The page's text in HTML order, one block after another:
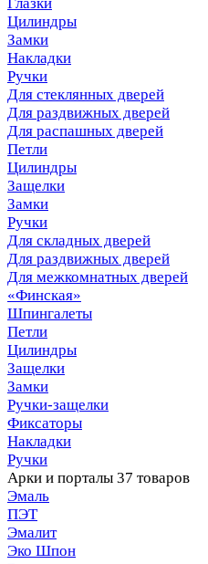
Цилиндры
Замки
Накладки
Ручки
Для стеклянных дверей
Для раздвижных дверей
Для распашных дверей
Петли
Цилиндры
Защелки
Замки
Ручки
Для складных дверей
Для раздвижных дверей
Для межкомнатных дверей
«Финская»
Шпингалеты
Петли
Цилиндры
Защелки
Замки
Ручки-защелки
Фиксаторы
Накладки
Ручки
Арки и порталы 37 товаров
Эмаль
ПЭТ
Эмалит
Эко Шпон